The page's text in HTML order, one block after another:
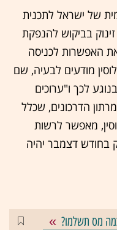
של ישראל לתכנית
עלול להיות זינוק בביקוש להנפקת
האפשרות לכניסה
מודעים לבעיה, שם
לכך ו"ערוכים
הדרכונים, שכלל
מאפשר לרשות
בחודש דצמבר יהיה